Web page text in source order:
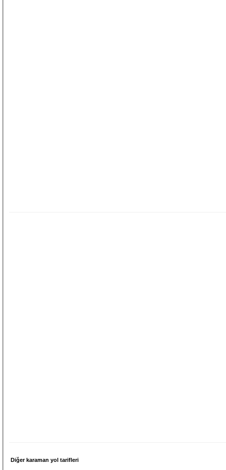
Diğer karaman yol tarifleri